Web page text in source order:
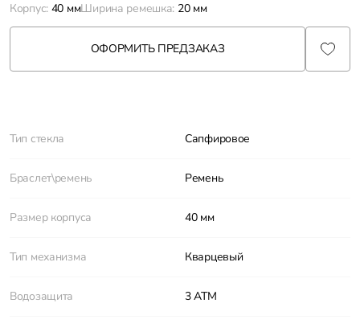
Корпус: 40 ммШирина ремешка: 20 мм
ОФОРМИТЬ ПРЕДЗАКАЗ
Тип стекла Сапфировое
Браслет\ремень Ремень
Размер корпуса 40 мм
Тип механизма Кварцевый
Водозащита 3 АТМ